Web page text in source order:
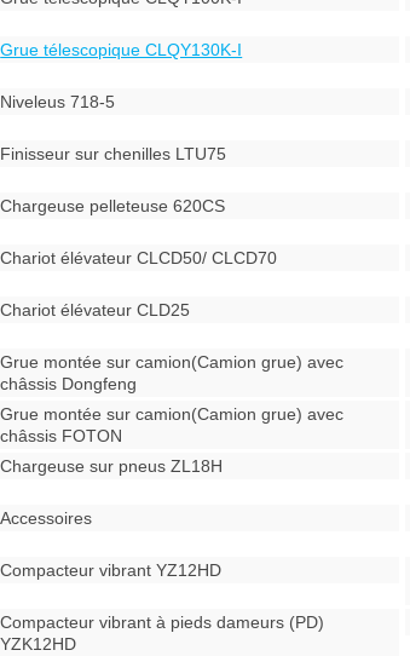
Grue télescopique CLQY130K-I
Niveleus 718-5
Finisseur sur chenilles LTU75
Chargeuse pelleteuse 620CS
Chariot élévateur CLCD50/ CLCD70
Chariot élévateur CLD25
Grue montée sur camion(Camion grue) avec
châssis Dongfeng
Grue montée sur camion(Camion grue) avec
châssis FOTON
Chargeuse sur pneus ZL18H
Accessoires
Compacteur vibrant YZ12HD
Compacteur vibrant à pieds dameurs (PD)
YZK12HD